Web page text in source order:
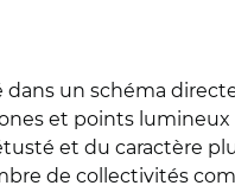
un schéma
et points
et du caractère
de collectivités